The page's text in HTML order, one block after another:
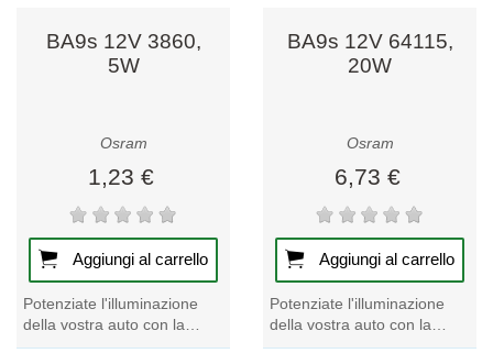
BA9s 12V 3860,
5W
Osram
1,23 €
Aggiungi al carrello
Potenziate l'illuminazione
della vostra auto con la
potente lampadina BA9s da
BA9s 12V 64115,
20W
Osram
6,73 €
Aggiungi al carrello
Potenziate l'illuminazione
della vostra auto con la
potente lampadina per auto